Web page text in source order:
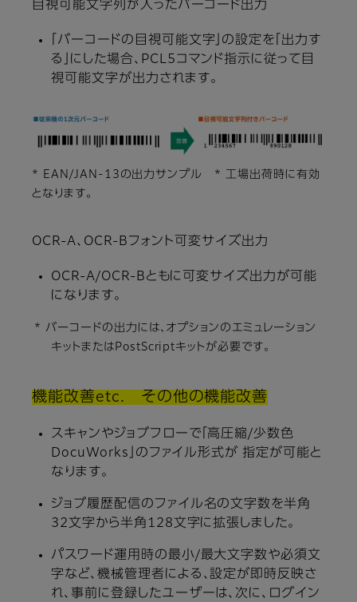
目視可能文字列が入ったバーコード出力
「バーコードの目視可能文字」の設定を「出力す
る」にした場合、PCL5コマンド指示に従って目
視可能文字が出力されます。
* EAN/JAN-13の出力サンプル * 工場出荷時に有効
となります。
OCR-A、OCR-Bフォント可変サイズ出力
OCR-A/OCR-Bともに可変サイズ出力が可能
になります。
* バーコードの出力には、オプションのエミュレーション
キットまたはPostScriptキットが必要です。
機能改善etc. その他の機能改善
スキャンやジョブフローで「高圧縮/少数色
DocuWorks」のファイル形式が 指定が可能と
なります。
ジョブ履歴配信のファイル名の文字数を半角
32文字から半角128文字に拡張しました。
パスワード運用時の最小/最大文字数や必須文
字など、機械管理者による、設定が即時反映さ
れ、事前に登録したユーザーは、次に、ログイン